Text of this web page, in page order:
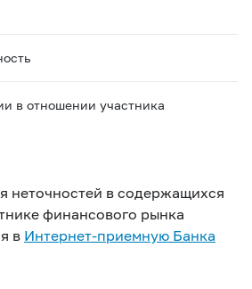
в отношении участника
неточностей в содержащихся
финансового рынка
в Интернет-приемную Банка